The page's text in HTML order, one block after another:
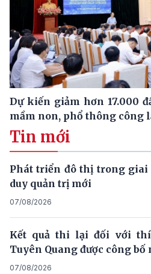
Dự kiến giảm hơn 17.000
mầm non, phổ thông công
Tin mới
Phát triển đô thị trong giai
duy quản trị mới
07/08/2026
Kết quả thi lại đối với
Tuyên Quang được công bố
07/08/2026